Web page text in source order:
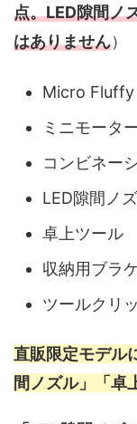
点。LED隙間ノ
はありません）
Micro Fluffy
ミニモータ
コンビネー
LED隙間ノ
卓上ツール
収納用ブラ
ツールクリ
直販限定モデル
間ノズル」「卓